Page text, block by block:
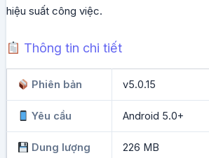
hiệu suất công việc.
Thông tin chi tiết
Phiên bản v5.0.15
Yêu cầu Android 5.0+
Dung lượng 226 MB